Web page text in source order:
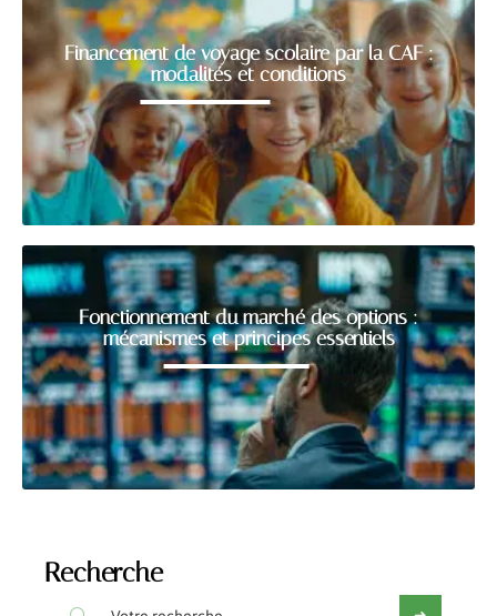
Financement de voyage scolaire par la CAF :
modalités et conditions
Fonctionnement du marché des options :
mécanismes et principes essentiels
Recherche